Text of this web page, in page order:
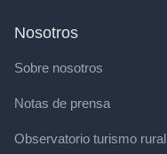
Nosotros
Sobre nosotros
Notas de prensa
Observatorio turismo rural